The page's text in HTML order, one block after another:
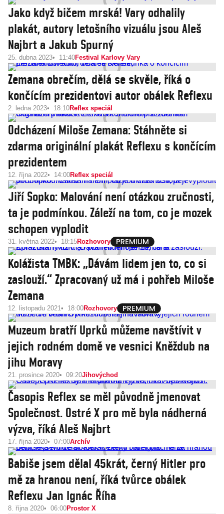
Jako když bičem mrská! Vary odhalily
plakát, autory letošního vizuálu jsou Aleš
Najbrt a Jakub Spurný
25. dubna 2023 11:40Festival Karlovy Vary
Zemana obrečím, dělá se skvěle, říká o
končícím prezidentovi autor obálek Reflexu
2. ledna 2023 18:10Reflex speciál
Odcházení Miloše Zemana: Stáhněte si
zdarma originální plakát Reflexu s končícím
prezidentem
12. října 2022 14:00Reflex speciál
Jiří Sopko: Malování není otázkou zručnosti,
ta je podmínkou. Záleží na tom, co je mozek
schopen vyplodit
31. května 2022 18:15Rozhovory
Kolážista TMBK: „Dávám lidem jen to, co si
zaslouží.“ Zpracovaný už má i pohřeb Miloše
Zemana
12. listopadu 2021 18:00Rozhovory
Muzeum bratří Uprků můžeme navštívit v
jejich rodném domě ve vesnici Kněždub na
jihu Moravy
21. prosince 2020 09:20Jihovýchod
Časopis Reflex se měl původně jmenovat
Společnost. Ostré X pro mě byla nádherná
výzva, říká Aleš Najbrt
17. října 2020 07:00Archív
Babiše jsem dělal 45krát, černý Hitler pro
mě za hranou není, říká tvůrce obálek
Reflexu Jan Ignác Říha
8. října 2020 06:00Prostor X